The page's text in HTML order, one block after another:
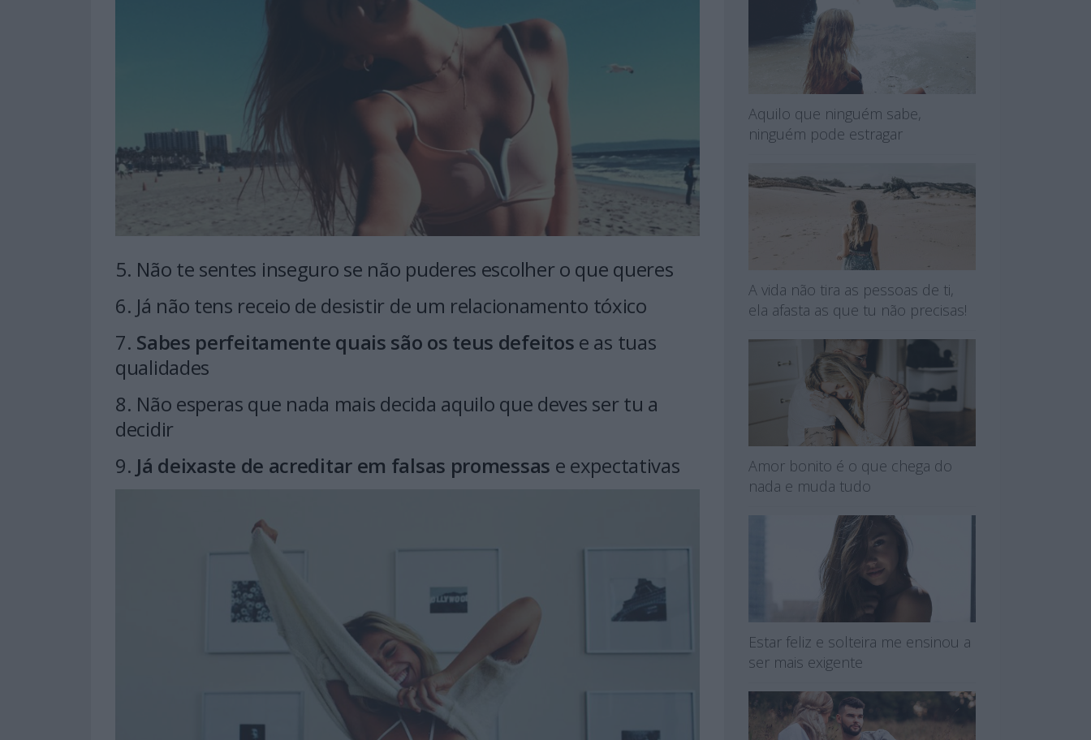
5. Não te sentes inseguro se não puderes escolher o que queres
6. Já não tens receio de desistir de um relacionamento tóxico
7. Sabes perfeitamente quais são os teus defeitos e as tuas
qualidades
8. Não esperas que nada mais decida aquilo que deves ser tu a
decidir
9. Já deixaste de acreditar em falsas promessas e expectativas
Aquilo que ninguém sabe,
ninguém pode estragar
A vida não tira as pessoas de ti,
ela afasta as que tu não precisas!
Amor bonito é o que chega do
nada e muda tudo
Estar feliz e solteira me ensinou a
ser mais exigente